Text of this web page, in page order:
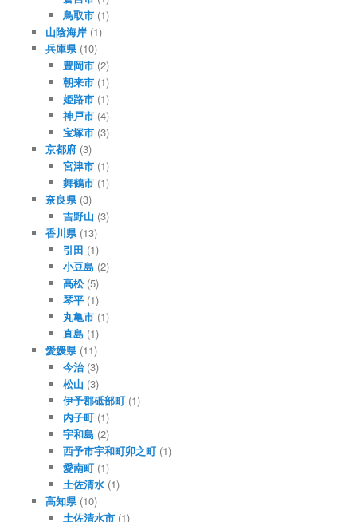
鳥取市 (1)
山陰海岸(1)
兵庫県(10)
豊岡市 (2)
朝来市 (1)
姫路市 (1)
神戸市 (4)
宝塚市 (3)
京都府(3)
宮津市 (1)
舞鶴市 (1)
奈良県(3)
吉野山 (3)
香川県(13)
引田 (1)
小豆島 (2)
高松(5)
琴平 (1)
丸亀市 (1)
直島 (1)
愛媛県(11)
今治(3)
松山 (3)
伊予郡砥部町 (1)
内子町 (1)
宇和島 (2)
西予市宇和町卯之町 (1)
愛南町 (1)
土佐清水 (1)
高知県(10)
土佐清水市 (1)